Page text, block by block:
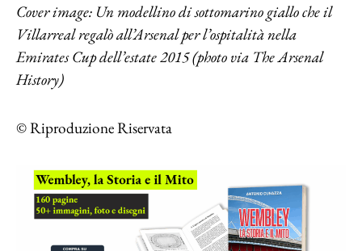
Cover image: Un modellino di sottomarino giallo che il
Villarreal regalò all’Arsenal per l’ospitalità nella
Emirates Cup dell’estate 2015 (photo via The Arsenal
History)
© Riproduzione Riservata